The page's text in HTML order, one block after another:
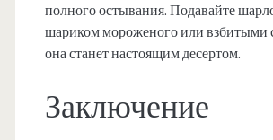
полного остывания. Подавайте
шариком мороженого или взбитыми
она станет настоящим десертом.
Заключение